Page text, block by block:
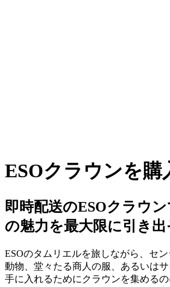
ESOクラウンを購
即時配送のESOクラウ
の魅力を最大限に引き出
ESOのタムリエルを旅しながら、セ
動物、堂々たる商人の服、あるいは
手に入れるためにクラウンを集める